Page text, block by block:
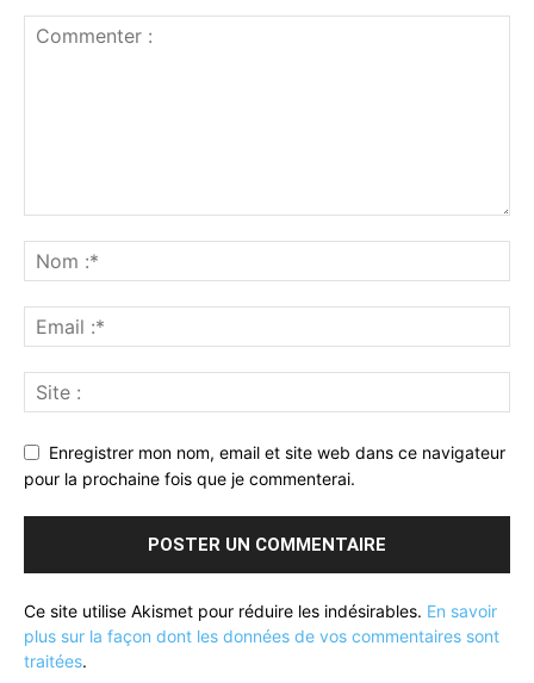
Enregistrer mon nom, email et site web dans ce navigateur
pour la prochaine fois que je commenterai.
Ce site utilise Akismet pour réduire les indésirables. En savoir
plus sur la façon dont les données de vos commentaires sont
traitées.